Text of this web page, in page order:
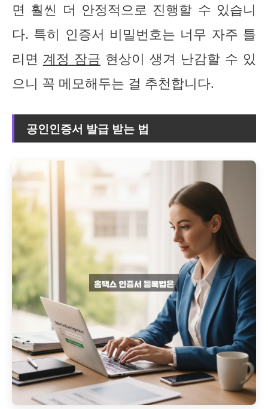
면 훨씬 더 안정적으로 진행할 수 있습니
다. 특히 인증서 비밀번호는 너무 자주 틀
리면 계정 잠금 현상이 생겨 난감할 수 있
으니 꼭 메모해두는 걸 추천합니다.
공인인증서 발급 받는 법